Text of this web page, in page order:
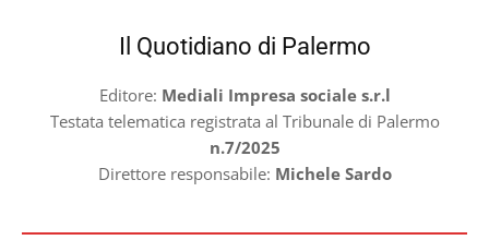
Il Quotidiano di Palermo
Editore: Mediali Impresa sociale s.r.l
Testata telematica registrata al Tribunale di Palermo
n.7/2025
Direttore responsabile: Michele Sardo